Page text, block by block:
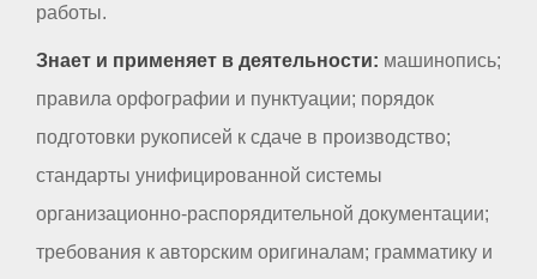
работы.
Знает и применяет в деятельности: машинопись;
правила орфографии и пунктуации; порядок
подготовки рукописей к сдаче в производство;
стандарты унифицированной системы
организационно-распорядительной документации;
требования к авторским оригиналам; грамматику и